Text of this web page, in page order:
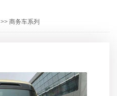
>>商务车系列